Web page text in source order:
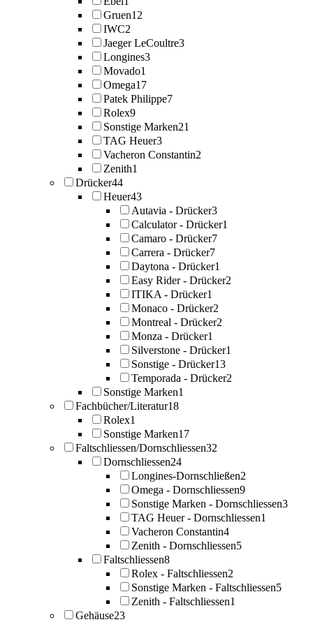
Gruen12
IWC2
Jaeger LeCoultre3
Longines3
Movado1
Omega17
Patek Philippe7
Rolex9
Sonstige Marken21
TAG Heuer3
Vacheron Constantin2
Zenith1
Drücker44
Heuer43
Autavia - Drücker3
Calculator - Drücker1
Camaro - Drücker7
Carrera - Drücker7
Daytona - Drücker1
Easy Rider - Drücker2
ITIKA - Drücker1
Monaco - Drücker2
Montreal - Drücker2
Monza - Drücker1
Silverstone - Drücker1
Sonstige - Drücker13
Temporada - Drücker2
Sonstige Marken1
Fachbücher/Literatur18
Rolex1
Sonstige Marken17
Faltschliessen/Dornschliessen32
Dornschliessen24
Longines-Dornschließen2
Omega - Dornschliessen9
Sonstige Marken - Dornschliessen3
TAG Heuer - Dornschliessen1
Vacheron Constantin4
Zenith - Dornschliessen5
Faltschliessen8
Rolex - Faltschliessen2
Sonstige Marken - Faltschliessen5
Zenith - Faltschliessen1
Gehäuse23